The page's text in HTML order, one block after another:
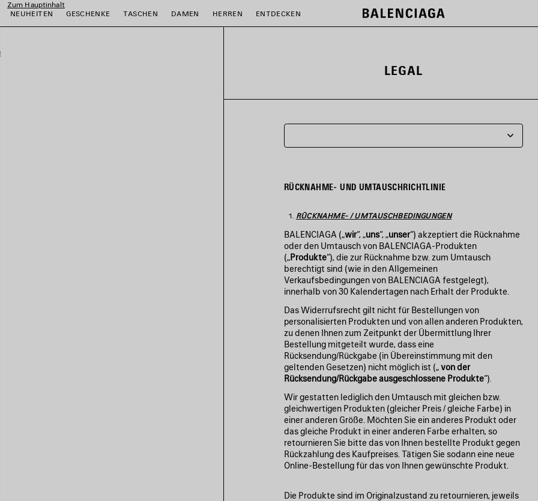
Zum Hauptinhalt
NEUHEITEN
GESCHENKE TASCHEN DAMEN HERREN ENTDECKEN
LEGAL
RÜCKNAHME- UND UMTAUSCHRICHTLINIE
RÜCKNAHME- / UMTAUSCHBEDINGUNGEN
BALENCIAGA („wir“, „uns“, „unser“) akzeptiert die Rücknahme
oder den Umtausch von BALENCIAGA-Produkten
(„Produkte“), die zur Rücknahme bzw. zum Umtausch
berechtigt sind (wie in den Allgemeinen
Verkaufsbedingungen von BALENCIAGA festgelegt),
innerhalb von 30 Kalendertagen nach Erhalt der Produkte.
Das Widerrufsrecht gilt nicht für Bestellungen von
personalisierten Produkten und von allen anderen Produkten,
zu denen Ihnen zum Zeitpunkt der Übermittlung Ihrer
Bestellung mitgeteilt wurde, dass eine
Rücksendung/Rückgabe (in Übereinstimmung mit den
geltenden Gesetzen) nicht möglich ist („von der
Rücksendung/Rückgabe ausgeschlossene Produkte“).
Wir gestatten lediglich den Umtausch mit gleichen bzw.
gleichwertigen Produkten (gleicher Preis / gleiche Farbe) in
einer anderen Größe. Möchten Sie ein anderes Produkt oder
das gleiche Produkt in einer anderen Farbe erhalten, so
retournieren Sie bitte das von Ihnen bestellte Produkt gegen
Rückzahlung des Kaufpreises. Tätigen Sie sodann eine neue
Online-Bestellung für das von Ihnen gewünschte Produkt.
Die Produkte sind im Originalzustand zu retournieren, jeweils